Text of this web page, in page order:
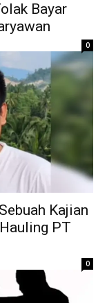
Bayar
0
Kajian
PT
0